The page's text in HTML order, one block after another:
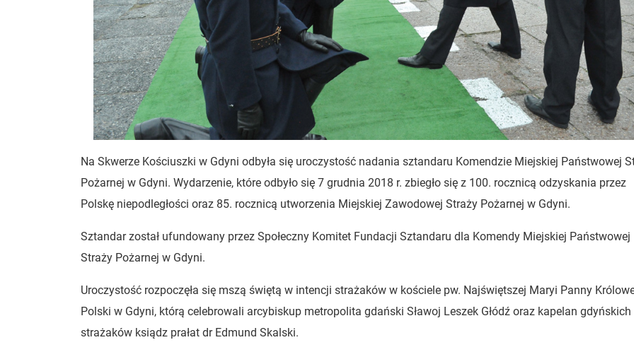
Na Skwerze Kościuszki w Gdyni odbyła się uroczystość nadania sztandaru Komendzie Miejskiej Państwowej
Pożarnej w Gdyni. Wydarzenie, które odbyło się 7 grudnia 2018 r. zbiegło się z 100. rocznicą odzyskania przez
Polskę niepodległości oraz 85. rocznicą utworzenia Miejskiej Zawodowej Straży Pożarnej w Gdyni.
Sztandar został ufundowany przez Społeczny Komitet Fundacji Sztandaru dla Komendy Miejskiej Państwowej
Straży Pożarnej w Gdyni.
Uroczystość rozpoczęła się mszą świętą w intencji strażaków w kościele pw. Najświętszej Maryi Panny
Polski w Gdyni, którą celebrowali arcybiskup metropolita gdański Sławoj Leszek Głódź oraz kapelan gdyńskich
strażaków ksiądz prałat dr Edmund Skalski.